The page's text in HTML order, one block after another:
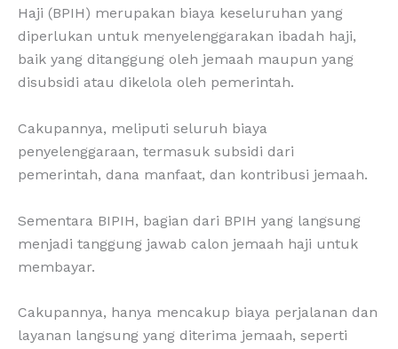
Haji (BPIH) merupakan biaya keseluruhan yang
diperlukan untuk menyelenggarakan ibadah haji,
baik yang ditanggung oleh jemaah maupun yang
disubsidi atau dikelola oleh pemerintah.
Cakupannya, meliputi seluruh biaya
penyelenggaraan, termasuk subsidi dari
pemerintah, dana manfaat, dan kontribusi jemaah.
Sementara BIPIH, bagian dari BPIH yang langsung
menjadi tanggung jawab calon jemaah haji untuk
membayar.
Cakupannya, hanya mencakup biaya perjalanan dan
layanan langsung yang diterima jemaah, seperti